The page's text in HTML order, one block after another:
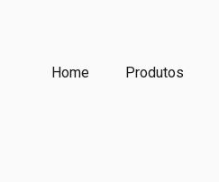
Home Produtos